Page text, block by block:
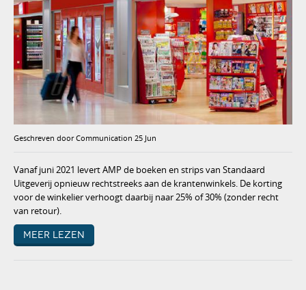
Geschreven door Communication 25 Jun
Vanaf juni 2021 levert AMP de boeken en strips van Standaard
Uitgeverij opnieuw rechtstreeks aan de krantenwinkels. De korting
voor de winkelier verhoogt daarbij naar 25% of 30% (zonder recht
van retour).
Meer lezen